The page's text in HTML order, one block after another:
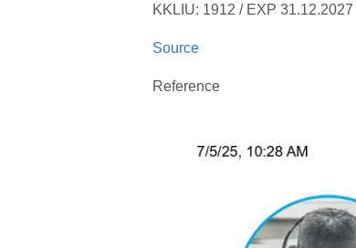
KKLIU: 1912 / EXP 31.12.2027
Source
Reference